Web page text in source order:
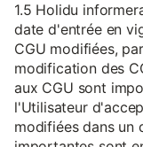
1.5 Holidu
date d'entrée en
CGU modifiées,
modification des
aux CGU sont
l'Utilisateur
modifiées dans un